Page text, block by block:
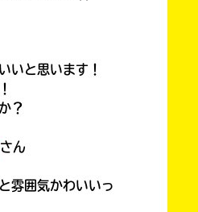
いと思います！
？
さん
雰囲気かわいいっ